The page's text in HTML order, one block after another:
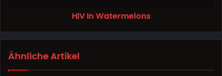
HIV In Watermelons
Ähnliche Artikel